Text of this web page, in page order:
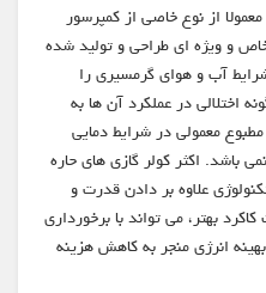
از نوع خاصی از کمپرسور
و ویژه ای طراحی و تولید شده
آب و هوای گرمسیری را
اختلالی در عملکرد آن ها به
معمولی در شرایط دمایی
باشد. اکثر کولر گازی های حاره
علاوه بر دادن قدرت و
بهتر، می تواند با برخورداری
انرژی منجر به کاهش هزینه